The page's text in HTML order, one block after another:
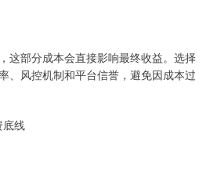
这部分成本会直接影响最终收益。选择
、风控机制和平台信誉，避免因成本过
底线